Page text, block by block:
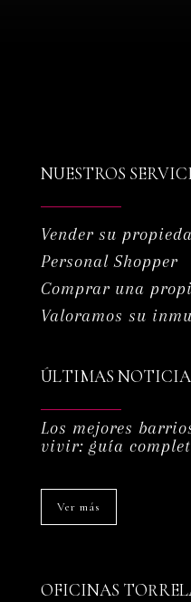
NUESTROS
Vender su
Personal Shopper
Comprar una
Valoramos su
ÚLTIMAS
Los mejores
vivir: guía
Ver más
OFICINAS